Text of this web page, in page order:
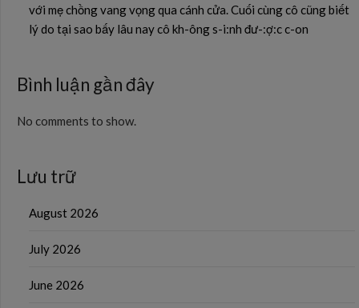
với mẹ chồng vang vọng qua cánh cửa. Cuối cùng cô cũng biết
lý do tại sao bấy lâu nay cô kh-ông s-i:nh đư-:ợ:c c-on
Bình luận gần đây
No comments to show.
Lưu trữ
August 2026
July 2026
June 2026